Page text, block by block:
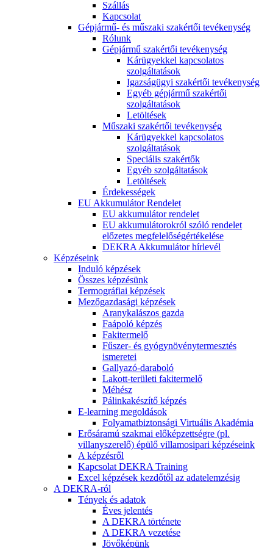
Szállás
Kapcsolat
Gépjármű- és műszaki szakértői tevékenység
Rólunk
Gépjármű szakértői tevékenység
Kárügyekkel kapcsolatos
szolgáltatások
Igazságügyi szakértői tevékenység
Egyéb gépjármű szakértői
szolgáltatások
Letöltések
Műszaki szakértői tevékenység
Kárügyekkel kapcsolatos
szolgáltatások
Speciális szakértők
Egyéb szolgáltatások
Letöltések
Érdekességek
EU Akkumulátor Rendelet
EU akkumulátor rendelet
EU akkumulátorokról szóló rendelet
előzetes megfelelőségértékelése
DEKRA Akkumulátor hírlevél
Képzéseink
Induló képzések
Összes képzésünk
Termográfiai képzések
Mezőgazdasági képzések
Aranykalászos gazda
Faápoló képzés
Fakitermelő
Fűszer- és gyógynövénytermesztés
ismeretei
Gallyazó-daraboló
Lakott-területi fakitermelő
Méhész
Pálinkakészítő képzés
E-learning megoldások
Folyamatbiztonsági Virtuális Akadémia
Erősáramú szakmai előképzettségre (pl.
villanyszerelő) épülő villamosipari képzéseink
A képzésről
Kapcsolat DEKRA Training
Excel képzések kezdőtől az adatelemzésig
A DEKRA-ról
Tények és adatok
Éves jelentés
A DEKRA története
A DEKRA vezetése
Jövőképünk